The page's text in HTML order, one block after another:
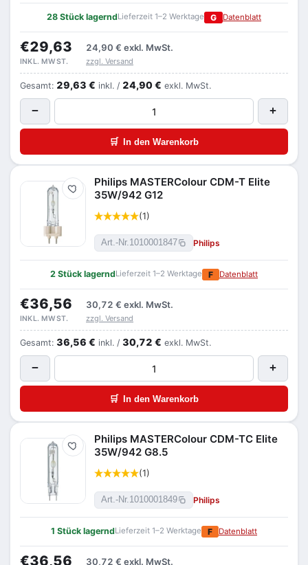
28 Stück lagerndLieferzeit 1–2 Werktage G Datenblatt
€29,63 24,90 € exkl. MwSt.
INKL. MWST. zzgl. Versand
Gesamt: 29,63 € inkl. / 24,90 € exkl. MwSt.
− +
🛒 In den Warenkorb
Merken
Philips MASTERColour CDM-T Elite
35W/942 G12
(1)
Art.-Nr.1010001847 Philips
2 Stück lagerndLieferzeit 1–2 Werktage F Datenblatt
€36,56 30,72 € exkl. MwSt.
INKL. MWST. zzgl. Versand
Gesamt: 36,56 € inkl. / 30,72 € exkl. MwSt.
− +
🛒 In den Warenkorb
Merken
Philips MASTERColour CDM-TC Elite
35W/942 G8.5
(1)
Art.-Nr.1010001849 Philips
1 Stück lagerndLieferzeit 1–2 Werktage F Datenblatt
€36,56 30,72 € exkl. MwSt.